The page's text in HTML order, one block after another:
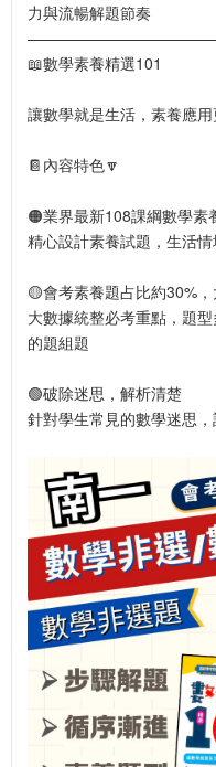
力與流暢解題節奏
📖數學素養精選101
讓數學就是生活，素養應
📔內容特色🔽
🟠業界最新108課綱數學素
精心設計素養試題，生活
🟡會考素養題占比約30%
大數據統整必考重點，題
的題組題
🟢破除迷思，解析清楚
針對學生常見的數學迷思